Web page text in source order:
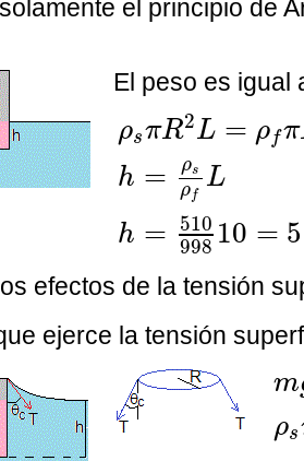
el principio de
El peso es igual
ρsπR2L = ρfπ
h = ρs
ρf
L
h =
510
998 10 =
R2L
efectos de la tensión
ejerce la tensión
m
ρs